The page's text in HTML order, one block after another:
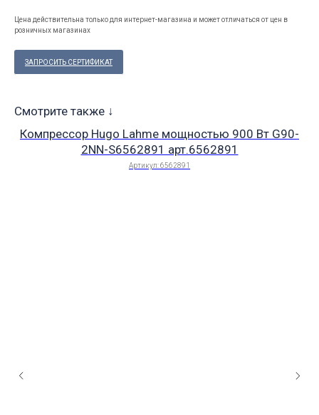
Цена действительна только для интернет-магазина и может отличаться от цен в
розничных магазинах
ЗАПРОСИТЬ СЕРТИФИКАТ
Смотрите также ↓
Компрессор Hugo Lahme мощностью 900 Вт G90-
2NN-S6562891 арт.6562891
Артикул:6562891